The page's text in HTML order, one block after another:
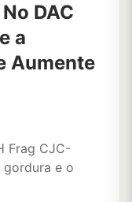
DAC
a
Aumente
Frag CJC-
gordura e o